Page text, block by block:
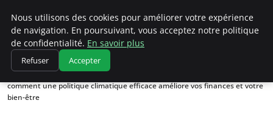
Climatedebtagents
Accueil
Politique climatique
comment une politique climatique efficace améliore vos finances et votre
bien-être
Nous utilisons des cookies pour améliorer votre expérience
de navigation. En poursuivant, vous acceptez notre politique
de confidentialité. En savoir plus
Refuser Accepter